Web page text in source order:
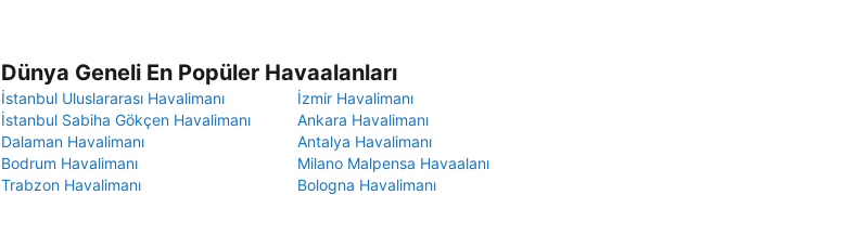
Dünya Geneli En Popüler Havaalanları
İstanbul Uluslararası Havalimanı
İzmir Havalimanı
İstanbul Sabiha Gökçen Havalimanı
Ankara Havalimanı
Dalaman Havalimanı
Antalya Havalimanı
Bodrum Havalimanı
Milano Malpensa Havaalanı
Trabzon Havalimanı
Bologna Havalimanı